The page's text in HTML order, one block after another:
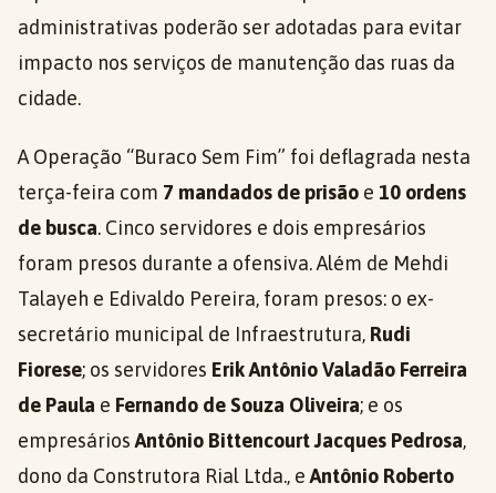
administrativas poderão ser adotadas para evitar
impacto nos serviços de manutenção das ruas da
cidade.
A Operação “Buraco Sem Fim” foi deflagrada nesta
terça-feira com 7 mandados de prisão e 10 ordens
de busca. Cinco servidores e dois empresários
foram presos durante a ofensiva. Além de Mehdi
Talayeh e Edivaldo Pereira, foram presos: o ex-
secretário municipal de Infraestrutura, Rudi
Fiorese; os servidores Erik Antônio Valadão Ferreira
de Paula e Fernando de Souza Oliveira; e os
empresáriosAntônio Bittencourt Jacques Pedrosa,
dono da Construtora Rial Ltda., eAntônio Roberto